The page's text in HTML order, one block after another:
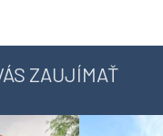
ZAUJÍMAŤ